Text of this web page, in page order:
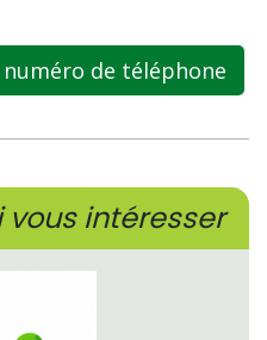
de téléphone
intéresser